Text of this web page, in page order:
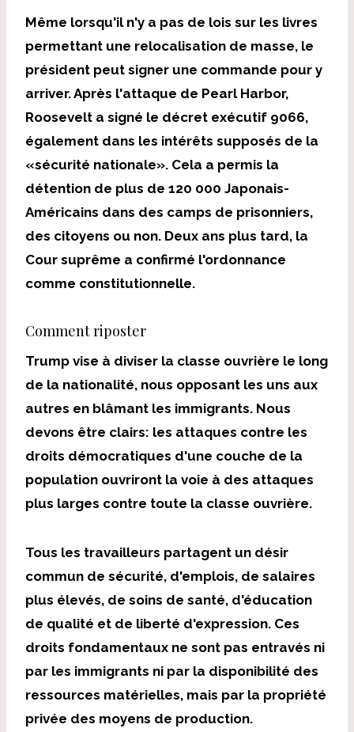
Même lorsqu'il n'y a pas de lois sur les livres
permettant une relocalisation de masse, le
président peut signer une commande pour y
arriver. Après l'attaque de Pearl Harbor,
Roosevelt a signé le décret exécutif 9066,
également dans les intérêts supposés de la
«sécurité nationale». Cela a permis la
détention de plus de 120 000 Japonais-
Américains dans des camps de prisonniers,
des citoyens ou non. Deux ans plus tard, la
Cour suprême a confirmé l'ordonnance
comme constitutionnelle.
Comment riposter
Trump vise à diviser la classe ouvrière le long
de la nationalité, nous opposant les uns aux
autres en blâmant les immigrants. Nous
devons être clairs: les attaques contre les
droits démocratiques d'une couche de la
population ouvriront la voie à des attaques
plus larges contre toute la classe ouvrière.
Tous les travailleurs partagent un désir
commun de sécurité, d'emplois, de salaires
plus élevés, de soins de santé, d'éducation
de qualité et de liberté d'expression. Ces
droits fondamentaux ne sont pas entravés ni
par les immigrants ni par la disponibilité des
ressources matérielles, mais par la propriété
privée des moyens de production.